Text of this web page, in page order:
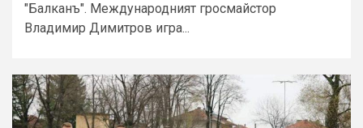
"Балканъ". Международният гросмайстор
Владимир Димитров игра...